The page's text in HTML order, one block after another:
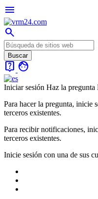
menu
search
live_help face
Iniciar sesión Haz la pregunta
Para hacer la pregunta, inicie
terceros existentes.
Para recibir notificaciones,
terceros existentes.
Inicie sesión con una de sus